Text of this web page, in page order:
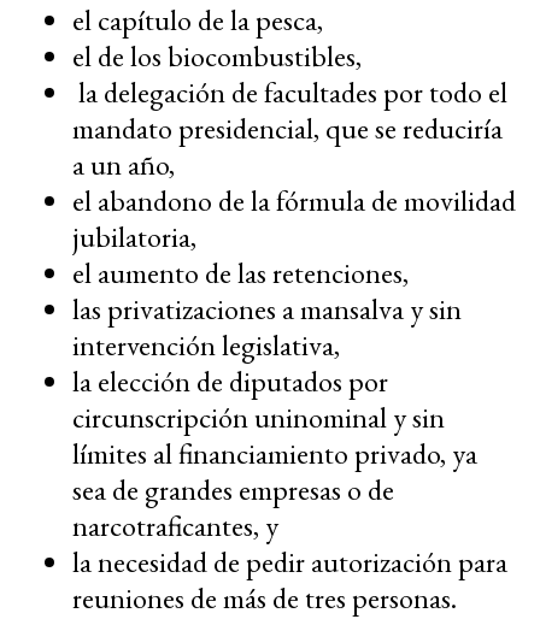
el capítulo de la pesca,
el de los biocombustibles,
la delegación de facultades por todo el
mandato presidencial, que se reduciría
a un año,
el abandono de la fórmula de movilidad
jubilatoria,
el aumento de las retenciones,
las privatizaciones a mansalva y sin
intervención legislativa,
la elección de diputados por
circunscripción uninominal y sin
límites al financiamiento privado, ya
sea de grandes empresas o de
narcotraficantes, y
la necesidad de pedir autorización para
reuniones de más de tres personas.